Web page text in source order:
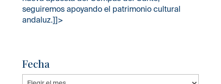
seguiremos apoyando el patrimonio cultural
andaluz.]]>
Fecha
Fecha